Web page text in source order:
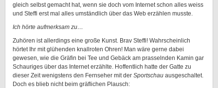
gleich selbst gemacht hat, wenn sie doch vom Internet schon alles weiss
und Steffi erst mal alles umständlich über das Web erzählen musste.
Ich hörte aufmerksam zu…
Zuhören ist allerdings eine große Kunst. Brav Steffi! Wahrscheinlich
hörtet Ihr mit glühenden knallroten Ohren! Man wäre gerne dabei
gewesen, wie die Gräfin bei Tee und Gebäck am prasselnden Kamin gar
Schauriges über das Internet erzählte. Hoffentlich hatte der Gatte zu
dieser Zeit wenigstens den Fernseher mit der Sportschau ausgeschaltet.
Doch es blieb nicht beim gräflichen Plausch: